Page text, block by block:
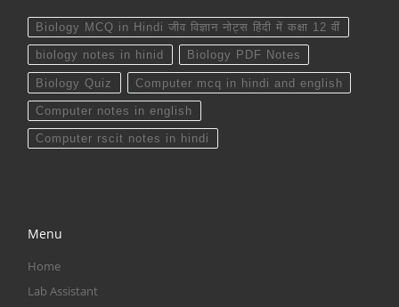
Biology MCQ in Hindi जीव विज्ञान नोट्स हिंदी में कक्षा 12 वीं
biology notes in hinid Biology PDF Notes
Biology Quiz Computer mcq in hindi and english
Computer notes in english
Computer rscit notes in hindi
Menu
Home
Lab Assistant